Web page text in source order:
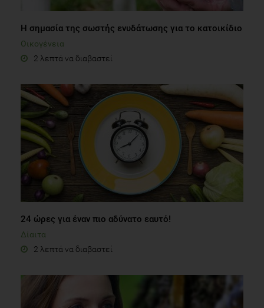
Η σημασία της σωστής ενυδάτωσης για το κατοικίδιο
Οικογένεια
2 λεπτά να διαβαστεί
24 ώρες για έναν πιο αδύνατο εαυτό!
Δίαιτα
2 λεπτά να διαβαστεί